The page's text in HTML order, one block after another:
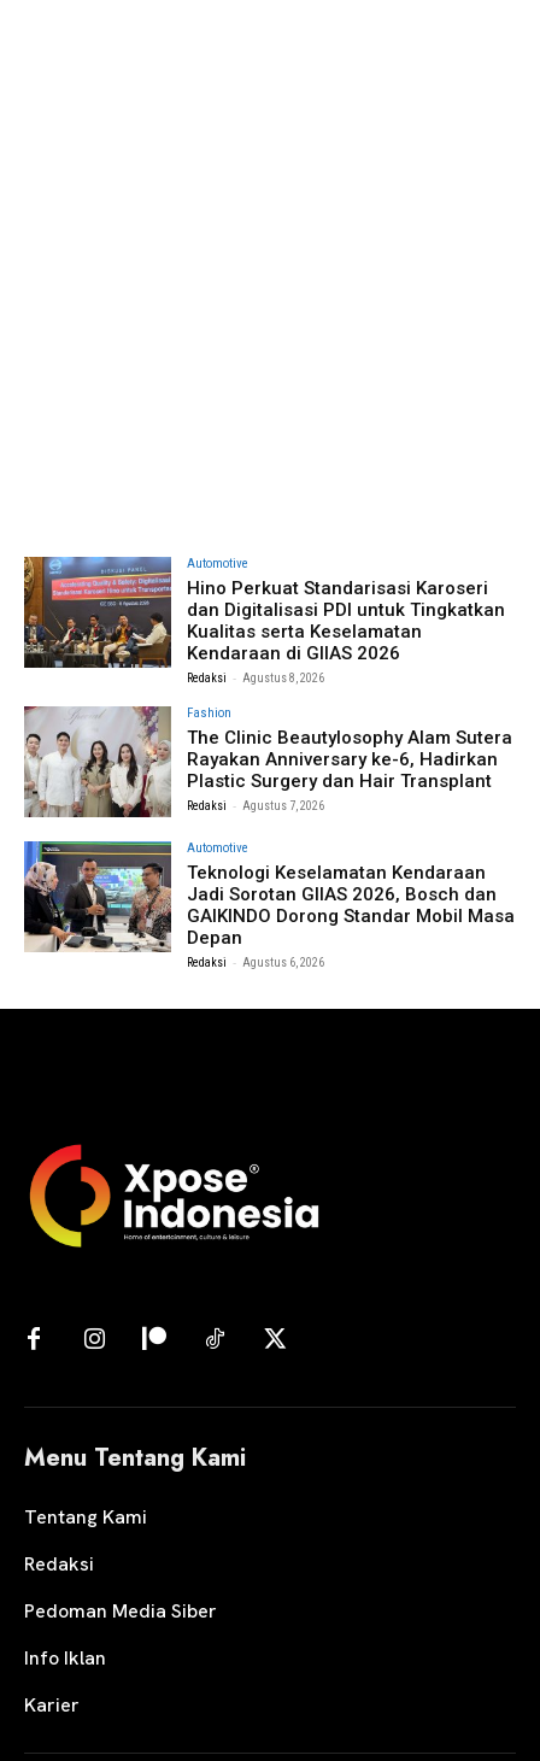
Automotive
Hino Perkuat Standarisasi Karoseri
dan Digitalisasi PDI untuk Tingkatkan
Kualitas serta Keselamatan
Kendaraan di GIIAS 2026
Redaksi - Agustus 8, 2026
Fashion
The Clinic Beautylosophy Alam Sutera
Rayakan Anniversary ke-6, Hadirkan
Plastic Surgery dan Hair Transplant
Redaksi - Agustus 7, 2026
Automotive
Teknologi Keselamatan Kendaraan
Jadi Sorotan GIIAS 2026, Bosch dan
GAIKINDO Dorong Standar Mobil Masa
Depan
Redaksi - Agustus 6, 2026
Menu Tentang Kami
Tentang Kami
Redaksi
Pedoman Media Siber
Info Iklan
Karier